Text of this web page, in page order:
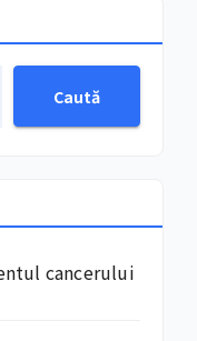
Caută
cancerului